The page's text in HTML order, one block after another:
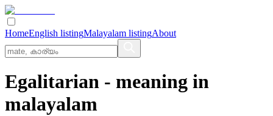
HomeEnglish listingMalayalam listingAbout
Egalitarian - meaning in
malayalam